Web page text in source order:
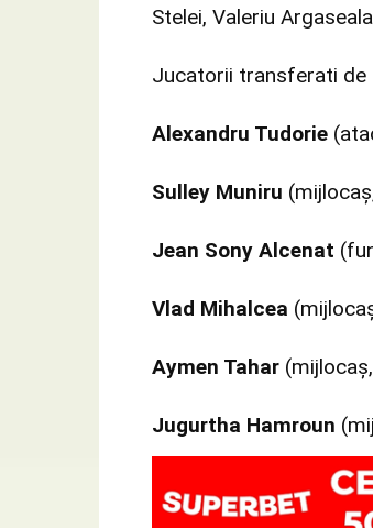
Stelei, Valeriu
Jucatorii transferati de
Alexandru Tudorie
Sulley Muniru
Jean Sony Alcenat
Vlad Mihalcea
Aymen Tahar
Jugurtha Hamroun